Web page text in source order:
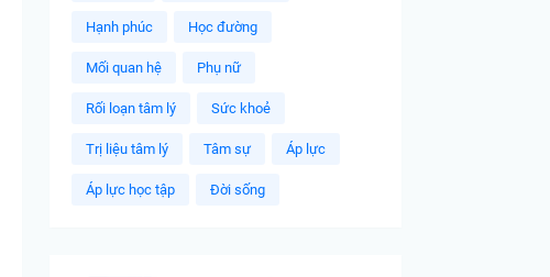
Hạnh phúc Học đường
Mối quan hệ Phụ nữ
Rối loạn tâm lý Sức khoẻ
Trị liệu tâm lý Tâm sự Áp lực
Áp lực học tập Đời sống